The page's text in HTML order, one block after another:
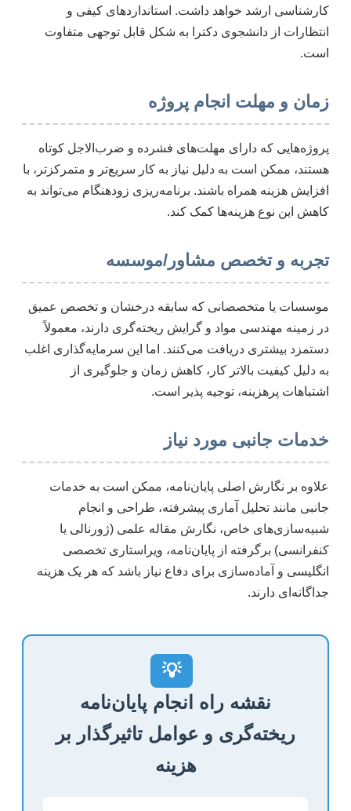
کارشناسی ارشد خواهد داشت. استانداردهای کیفی و
انتظارات از دانشجوی دکترا به شکل قابل توجهی متفاوت
است.
زمان و مهلت انجام پروژه
پروژه‌هایی که دارای مهلت‌های فشرده و ضرب‌الاجل کوتاه
هستند، ممکن است به دلیل نیاز به کار سریع‌تر و متمرکزتر، با
افزایش هزینه همراه باشند. برنامه‌ریزی زودهنگام می‌تواند به
کاهش این نوع هزینه‌ها کمک کند.
تجربه و تخصص مشاور/موسسه
موسسات یا متخصصانی که سابقه درخشان و تخصص عمیق
در زمینه مهندسی مواد و گرایش ریخته‌گری دارند، معمولاً
دستمزد بیشتری دریافت می‌کنند. اما این سرمایه‌گذاری اغلب
به دلیل کیفیت بالاتر کار، کاهش زمان و جلوگیری از
اشتباهات پرهزینه، توجیه پذیر است.
خدمات جانبی مورد نیاز
علاوه بر نگارش اصلی پایان‌نامه، ممکن است به خدمات
جانبی مانند تحلیل آماری پیشرفته، طراحی و انجام
شبیه‌سازی‌های خاص، نگارش مقاله علمی (ژورنالی یا
کنفرانسی) برگرفته از پایان‌نامه، ویراستاری تخصصی
انگلیسی و آماده‌سازی برای دفاع نیاز باشد که هر یک هزینه
جداگانه‌ای دارند.
💡
نقشه راه انجام پایان‌نامه
ریخته‌گری و عوامل تاثیرگذار بر
هزینه